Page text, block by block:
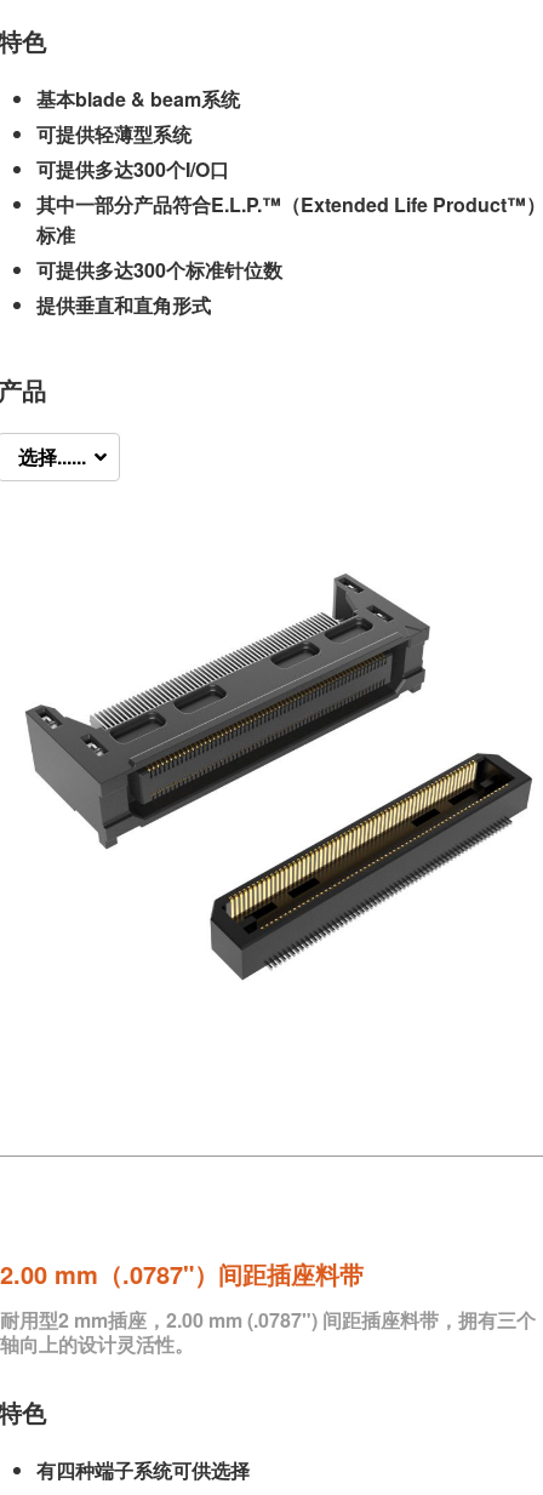
色
基本blade & beam系统
可提供轻薄型系统
可提供多达300个I/O口
其中一部分产品符合E.L.P.™（Extended Life Product™
标准
可提供多达300个标准针位数
提供垂直和直角形式
品
选择......
2.00 mm（.0787"）间距插座料带
耐用型2 mm插座，2.00 mm (.0787") 间距插座料带，拥有三个
轴向上的设计灵活性。
色
有四种端子系统可供选择